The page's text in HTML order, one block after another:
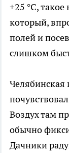
+25 °C,
который,
полей и
слишком
Челябинская
Воздух там
обычно
Дачники